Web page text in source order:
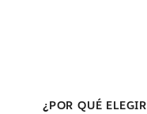
¿POR QUÉ ELEGIR